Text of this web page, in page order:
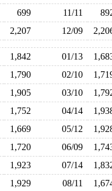
699 11/11
2,207 12/09
1,842 01/13
1,790 02/10
1,905 03/10
1,752 04/14
1,669 05/12
1,720 06/09
1,923 07/14
1,929 08/11